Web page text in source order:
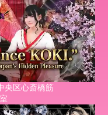
央区心斎橋筋